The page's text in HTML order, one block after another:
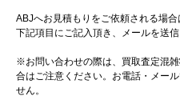
ABJへお見積もりをご依頼される場合
下記項目にご記入頂き、メールを送信
※お問い合わせの際は、買取査定混
合はご注意ください。お電話・メー
せん。